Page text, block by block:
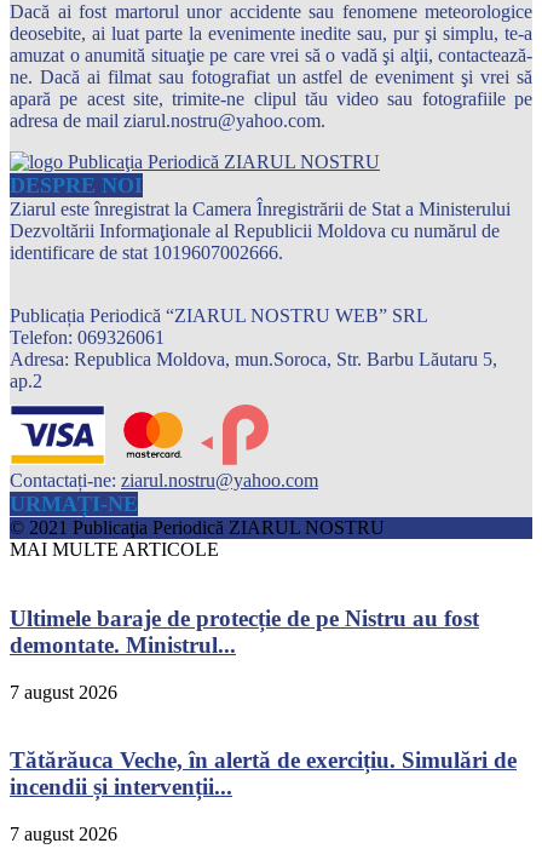
Dacă ai fost martorul unor accidente sau fenomene meteorologice
deosebite, ai luat parte la evenimente inedite sau, pur şi simplu, te-a
amuzat o anumită situaţie pe care vrei să o vadă şi alţii, contactează-
ne. Dacă ai filmat sau fotografiat un astfel de eveniment şi vrei să
apară pe acest site, trimite-ne clipul tău video sau fotografiile pe
adresa de mail ziarul.nostru@yahoo.com.
DESPRE NOI
Ziarul este înregistrat la Camera Înregistrării de Stat a Ministerului
Dezvoltării Informaţionale al Republicii Moldova cu numărul de
identificare de stat 1019607002666.
Publicația Periodică “ZIARUL NOSTRU WEB” SRL
Telefon: 069326061
Adresa: Republica Moldova, mun.Soroca, Str. Barbu Lăutaru 5,
ap.2
Contactați-ne: ziarul.nostru@yahoo.com
URMAȚI-NE
© 2021 Publicaţia Periodică ZIARUL NOSTRU
MAI MULTE ARTICOLE
Ultimele baraje de protecție de pe Nistru au fost
demontate. Ministrul...
7 august 2026
Tătărăuca Veche, în alertă de exercițiu. Simulări de
incendii și intervenții...
7 august 2026